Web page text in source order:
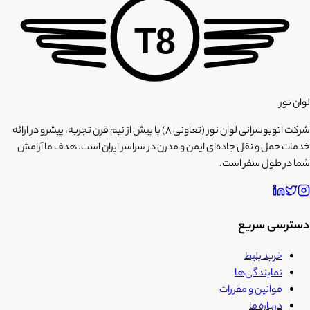
T8
لوان نور
شرکت اتوبوسرانی لوان نور (تعاونی ۸) با بیش از نیم قرن تجربه، پیشرو در ارائه
خدمات حمل و نقل جاده‌ای ایمن و مدرن در سراسر ایران است. هدف ما آرامش
شما در طول سفر است.
دسترسی سریع
خرید بلیط
نمایندگی‌ها
قوانین و مقررات